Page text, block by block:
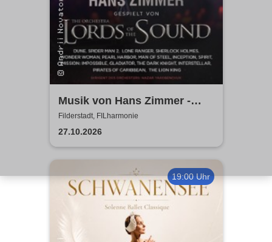
Musik von Hans Zimmer -
gespielt von Lords of the
Sound
Filderstadt, FILharmonie
27.10.2026
19:00 Uhr